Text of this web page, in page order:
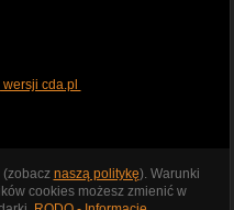
wersji cda.pl
(zobacz naszą politykę). Warunki
cookies możesz zmienić w